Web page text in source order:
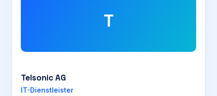
T
Telsonic AG
IT-Dienstleister